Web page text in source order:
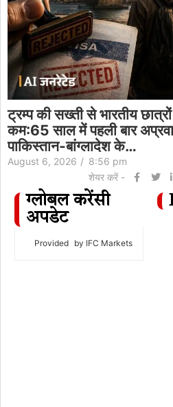
ट्रम्प की सख्ती से भारतीय
कम:65 साल में पहली बार
पाकिस्तान-बांग्लादेश के…
August 6, 2026 / 8:56 pm
शेयर करें -
ग्लोबल करेंसी
अपडेट
Provided by IFC Markets